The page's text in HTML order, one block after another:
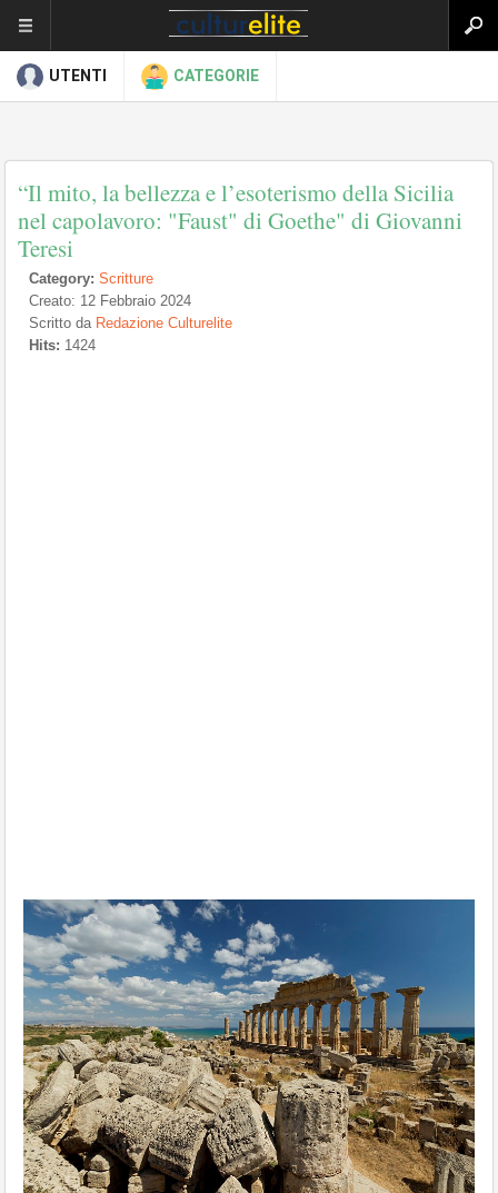
UTENTI CATEGORIE
“Il mito, la bellezza e l’esoterismo della Sicilia
nel capolavoro: "Faust" di Goethe" di Giovanni
Teresi
Category: Scritture
Creato: 12 Febbraio 2024
Scritto da Redazione Culturelite
Hits: 1424